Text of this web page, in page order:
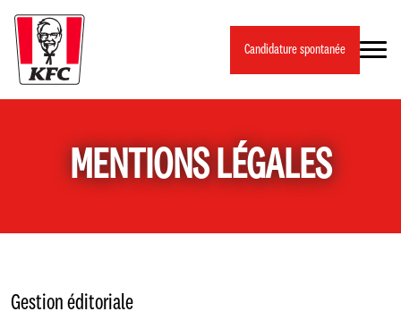
Panneau de gestion des cookies
Candidature spontanée
MENTIONS LÉGALES
Gestion éditoriale